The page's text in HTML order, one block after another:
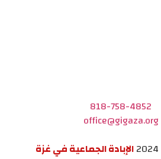
818-758-4852
office@gigaza.org
الإبادة الجماعية في غزة